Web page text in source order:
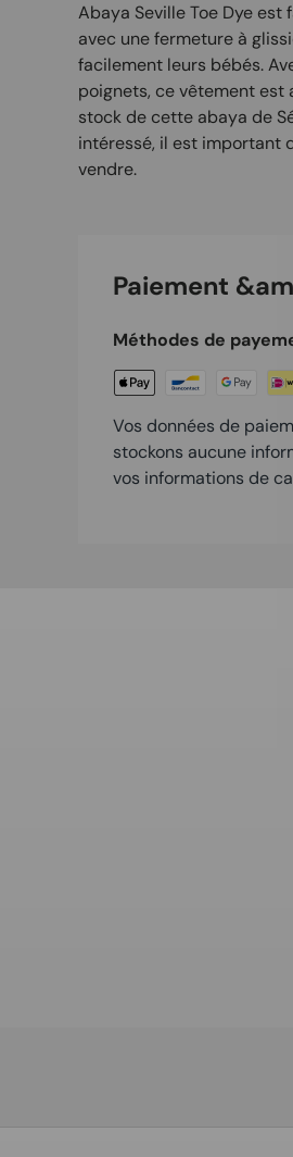
Abaya Seville Toe Dye
avec une fermeture à
facilement leurs bébés.
poignets, ce vêtement est
stock de cette abaya de
intéressé, il est important
vendre.
Paiement
Méthodes de
Vos données de
stockons aucune
vos informations de